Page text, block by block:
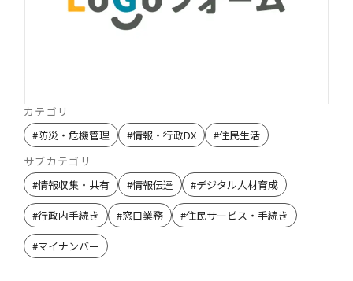
カテゴリ
#防災・危機管理 #情報・行政DX #住民生活
サブカテゴリ
#情報収集・共有 #情報伝達 #デジタル人材育成
#行政内手続き #窓口業務 #住民サービス・手続き
#マイナンバー